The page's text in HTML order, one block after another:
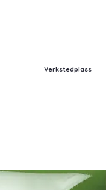
Verkstedplass